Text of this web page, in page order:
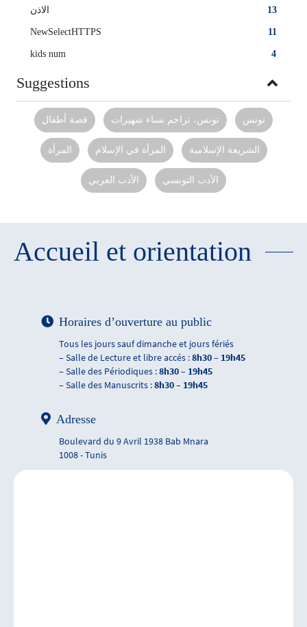
13 الاذن
11
NewSelectHTTPS
4
kids num
Suggestions
قصة أطفال تونس، تراجم نساء شهيرات تونس
المرأة‏ المرأة في الإسلام الشريعة الإسلامية
الأدب العربي‏ الأدب التونسي
Accueil et orientation
Horaires d’ouverture au public
Tous les jours sauf dimanche et jours fériés
– Salle de Lecture et libre accés :8h30 – 19h45
– Salle des Périodiques :8h30 – 19h45
– Salle des Manuscrits :8h30 – 19h45
Adresse
Boulevard du 9 Avril 1938 Bab Mnara
1008 - Tunis